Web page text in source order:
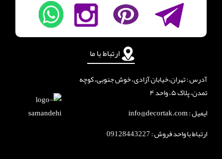
ارتباط با ما
آدرس : تهران،خیابان آزادی، خوش جنوبی، کوچه
تمدن، پلاک ۵، واحد ۴
ایمیل : info@decortak.com
ارتباط با واحد فروش :09128443227